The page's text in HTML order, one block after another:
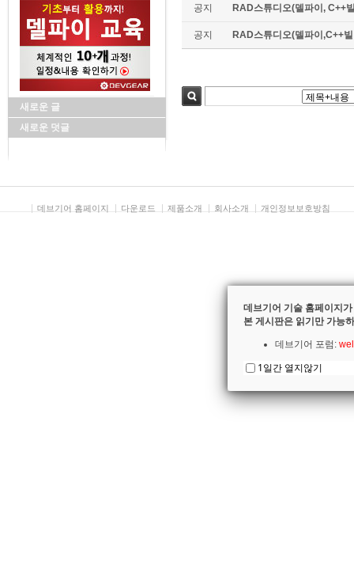
새로운 글
새로운 덧글
공지 RAD스튜디오(델파이, C++
공지 RAD스튜디오(델파이,C++
데브기어 홈페이지 다운로드 제품소개 회사소개 개인정보보호방침
데브기어 기술 홈페이지
본 게시판은 읽기만 가능
데브기어 포럼:
1일간 열지않기